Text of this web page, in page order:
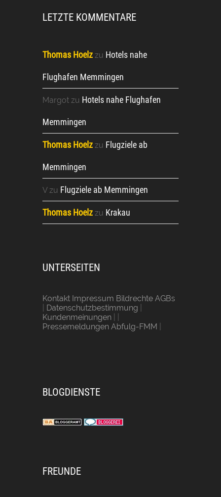
LETZTE KOMMENTARE
Thomas Hoelz zu Hotels nahe
Flughafen Memmingen
Margot zu Hotels nahe Flughafen
Memmingen
Thomas Hoelz zu Flugziele ab
Memmingen
Vzu Flugziele ab Memmingen
Thomas Hoelz zu Krakau
UNTERSEITEN
Kontakt Impressum Bildrechte AGBs
Datenschutzbestimmung
Kundenmeinungen
Pressemeldungen Abfulg-FMM
BLOGDIENSTE
FREUNDE